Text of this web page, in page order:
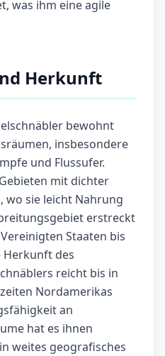
was ihm eine agile
Herkunft
bewohnt
insbesondere
und Flussufer.
mit dichter
wo sie leicht Nahrung
erstreckt
Staaten bis
Herkunft des
reicht bis in
Nordamerikas
an
hat es ihnen
weites geografisches